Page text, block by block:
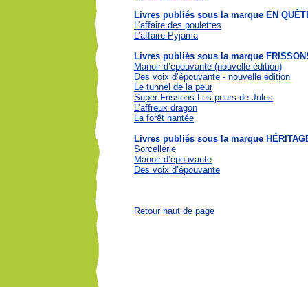
Livres publiés sous la marque EN
L’affaire des poulettes
L’affaire Pyjama
Livres publiés sous la marque
Manoir d’épouvante (nouvelle édition)
Des voix d’épouvante - nouvelle édition
Le tunnel de la peur
Super Frissons Les peurs de Jules
L’affreux dragon
La forêt hantée
Livres publiés sous la marque
Sorcellerie
Manoir d’épouvante
Des voix d’épouvante
Retour haut de page